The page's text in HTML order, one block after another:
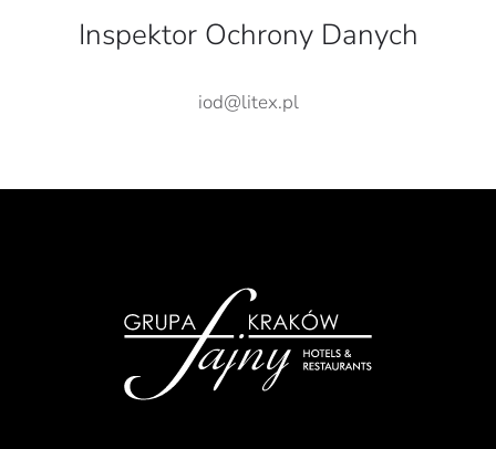
Inspektor Ochrony Danych
iod@litex.pl